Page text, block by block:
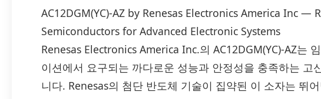
AC12DGM(YC)-AZ by Renesas Electronics America Inc —
Semiconductors for Advanced Electronic Systems
Renesas Electronics America Inc.의 AC12DGM(YC)-AZ는
이션에서 요구되는 까다로운 성능과 안정성을 충족하는 고
니다. Renesas의 첨단 반도체 기술이 집약된 이 소자는 뛰